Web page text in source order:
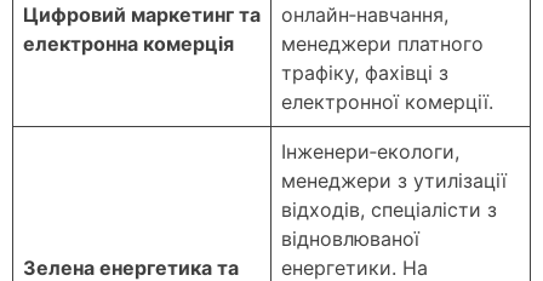
Цифровий маркетинг та
електронна комерція
онлайн‑навчання,
менеджери платного
трафіку, фахівці з
електронної комерції.
Зелена енергетика та
Інженери‑екологи,
менеджери з утилізації
відходів, спеціалісти з
відновлюваної
енергетики. На